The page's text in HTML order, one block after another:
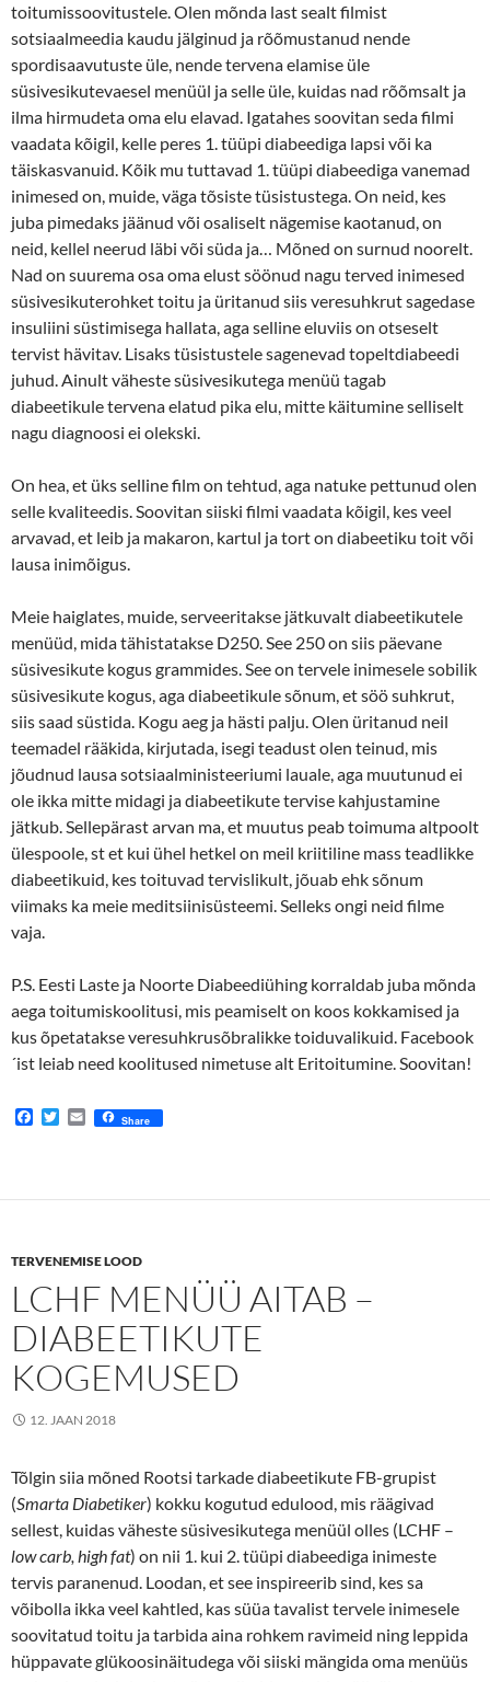
toitumissoovitustele. Olen mõnda last sealt filmist
sotsiaalmeedia kaudu jälginud ja rõõmustanud nende
spordisaavutuste üle, nende tervena elamise üle
süsivesikutevaesel menüül ja selle üle, kuidas nad rõõmsalt ja
ilma hirmudeta oma elu elavad. Igatahes soovitan seda filmi
vaadata kõigil, kelle peres 1. tüüpi diabeediga lapsi või ka
täiskasvanuid. Kõik mu tuttavad 1. tüüpi diabeediga vanemad
inimesed on, muide, väga tõsiste tüsistustega. On neid, kes
juba pimedaks jäänud või osaliselt nägemise kaotanud, on
neid, kellel neerud läbi või süda ja… Mõned on surnud noorelt.
Nad on suurema osa oma elust söönud nagu terved inimesed
süsivesikuterohket toitu ja üritanud siis veresuhkrut sagedase
insuliini süstimisega hallata, aga selline eluviis on otseselt
tervist hävitav. Lisaks tüsistustele sagenevad topeltdiabeedi
juhud. Ainult väheste süsivesikutega menüü tagab
diabeetikule tervena elatud pika elu, mitte käitumine selliselt
nagu diagnoosi ei olekski.
On hea, et üks selline film on tehtud, aga natuke pettunud olen
selle kvaliteedis. Soovitan siiski filmi vaadata kõigil, kes veel
arvavad, et leib ja makaron, kartul ja tort on diabeetiku toit või
lausa inimõigus.
Meie haiglates, muide, serveeritakse jätkuvalt diabeetikutele
menüüd, mida tähistatakse D250. See 250 on siis päevane
süsivesikute kogus grammides. See on tervele inimesele sobilik
süsivesikute kogus, aga diabeetikule sõnum, et söö suhkrut,
siis saad süstida. Kogu aeg ja hästi palju. Olen üritanud neil
teemadel rääkida, kirjutada, isegi teadust olen teinud, mis
jõudnud lausa sotsiaalministeeriumi lauale, aga muutunud ei
ole ikka mitte midagi ja diabeetikute tervise kahjustamine
jätkub. Sellepärast arvan ma, et muutus peab toimuma altpoolt
ülespoole, st et kui ühel hetkel on meil kriitiline mass teadlikke
diabeetikuid, kes toituvad tervislikult, jõuab ehk sõnum
viimaks ka meie meditsiinisüsteemi. Selleks ongi neid filme
vaja.
P.S. Eesti Laste ja Noorte Diabeediühing korraldab juba mõnda
aega toitumiskoolitusi, mis peamiselt on koos kokkamised ja
kus õpetatakse veresuhkrusõbralikke toiduvalikuid. Facebook
´ist leiab need koolitused nimetuse alt Eritoitumine. Soovitan!
F
o
T
e
E
m
Share
TERVENEMISE LOOD
LCHF MENÜÜ AITAB –
DIABEETIKUTE
KOGEMUSED
12. JAAN 2018
Tõlgin siia mõned Rootsi tarkade diabeetikute FB-grupist
(Smarta Diabetiker) kokku kogutud edulood, mis räägivad
sellest, kuidas väheste süsivesikutega menüül olles (LCHF –
low carb, high fat) on nii 1. kui 2. tüüpi diabeediga inimeste
tervis paranenud. Loodan, et see inspireerib sind, kes sa
võibolla ikka veel kahtled, kas süüa tavalist tervele inimesele
soovitatud toitu ja tarbida aina rohkem ravimeid ning leppida
hüppavate glükoosinäitudega või siiski mängida oma menüüs